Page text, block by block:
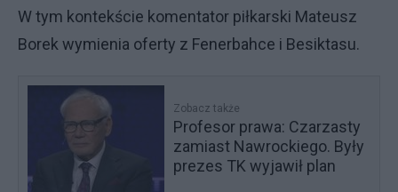
W tym kontekście komentator piłkarski Mateusz
Borek wymienia oferty z Fenerbahce i Besiktasu.
Zobacz także
Profesor prawa: Czarzasty
zamiast Nawrockiego. Były
prezes TK wyjawił plan